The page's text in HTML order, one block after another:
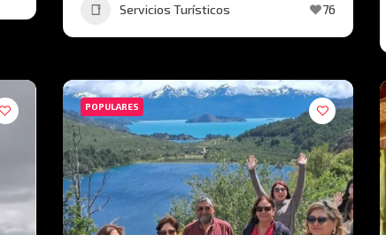
Servicios Turísticos 76
POPULARES